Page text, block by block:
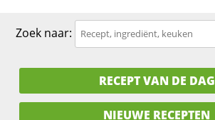
Zoek naar:
RECEPT VAN DE DAG
NIEUWE RECEPTEN